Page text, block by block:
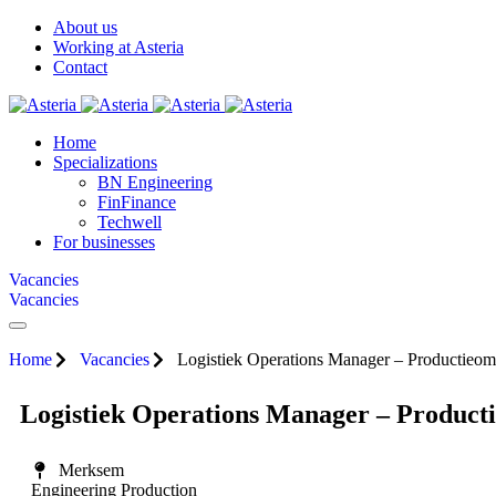
About us
Working at Asteria
Contact
Home
Specializations
BN Engineering
FinFinance
Techwell
For businesses
Vacancies
Vacancies
Home Vacancies Logistiek Operations Manager –
Logistiek Operations Manager –
Merksem
Engineering Production